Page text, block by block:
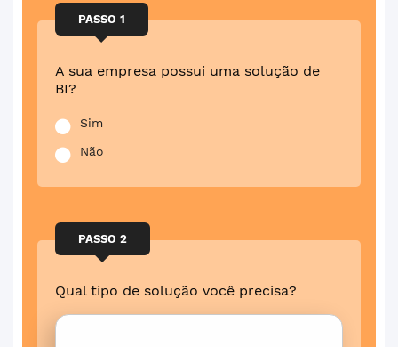
PASSO 1
A sua empresa possui uma solução de
BI?
Sim
Não
PASSO 2
Qual tipo de solução você precisa?